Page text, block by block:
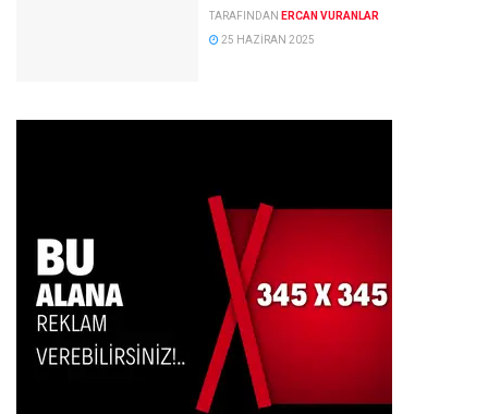
TARAFINDAN ERCAN VURANLAR
25 HAZIRAN 2025